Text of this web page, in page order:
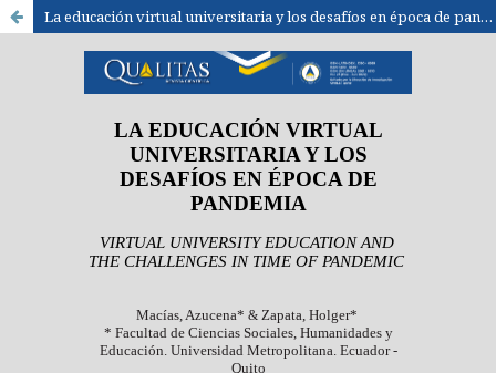
La educación virtual universitaria y los desafíos en época de pandemia